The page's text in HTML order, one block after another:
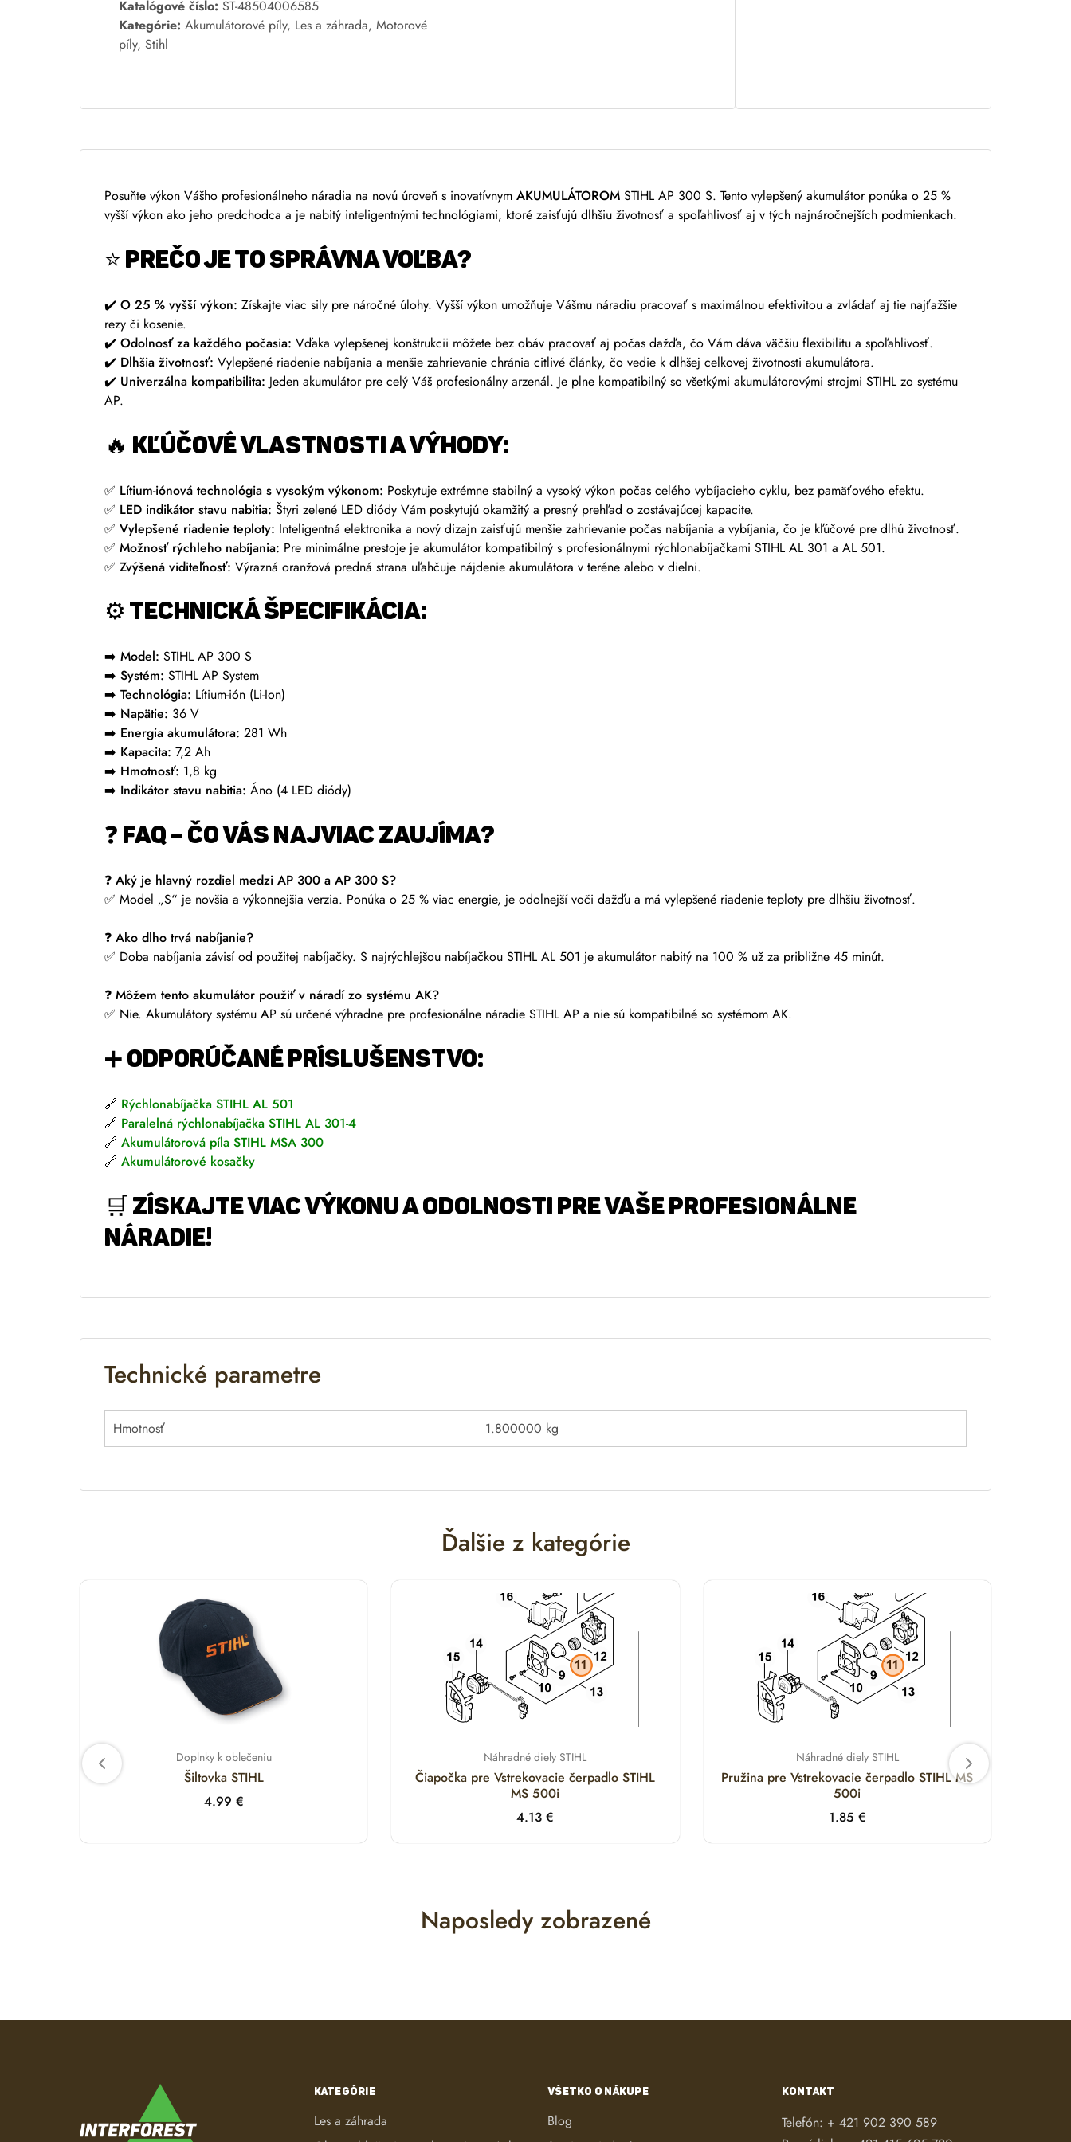
A
l
t
e
:
Katalógové číslo: ST-48504006585
Kategórie: Akumulátorové píly, Les a záhrada, Motorové
píly, Stihl
Posuňte výkon Vášho profesionálneho náradia na novú úroveň s inovatívnym AKUMULÁTOROM STIHL AP 300 S. Tento vylepšený akumulátor ponúka o 25 %
vyšší výkon ako jeho predchodca a je nabitý inteligentnými technológiami, ktoré zaisťujú dlhšiu životnosť a spoľahlivosť aj v tých najnáročnejších podmienkach.
⭐ PREČO JE TO SPRÁVNA VOĽBA?
✔️ O 25 % vyšší výkon: Získajte viac sily pre náročné úlohy. Vyšší výkon umožňuje Vášmu náradiu pracovať s maximálnou efektivitou a zvládať aj tie najťažšie
rezy či kosenie.
✔️ Odolnosť za každého počasia: Vďaka vylepšenej konštrukcii môžete bez obáv pracovať aj počas dažďa, čo Vám dáva väčšiu flexibilitu a spoľahlivosť.
✔️ Dlhšia životnosť: Vylepšené riadenie nabíjania a menšie zahrievanie chránia citlivé články, čo vedie k dlhšej celkovej životnosti akumulátora.
✔️ Univerzálna kompatibilita: Jeden akumulátor pre celý Váš profesionálny arzenál. Je plne kompatibilný so všetkými akumulátorovými strojmi STIHL zo systému
AP.
🔥 KĽÚČOVÉ VLASTNOSTI A VÝHODY:
✅ Lítium-iónová technológia s vysokým výkonom: Poskytuje extrémne stabilný a vysoký výkon počas celého vybíjacieho cyklu, bez pamäťového efektu.
✅ LED indikátor stavu nabitia: Štyri zelené LED diódy Vám poskytujú okamžitý a presný prehľad o zostávajúcej kapacite.
✅ Vylepšené riadenie teploty: Inteligentná elektronika a nový dizajn zaisťujú menšie zahrievanie počas nabíjania a vybíjania, čo je kľúčové pre dlhú životnosť.
✅ Možnosť rýchleho nabíjania: Pre minimálne prestoje je akumulátor kompatibilný s profesionálnymi rýchlonabíjačkami STIHL AL 301 a AL 501.
✅ Zvýšená viditeľnosť: Výrazná oranžová predná strana uľahčuje nájdenie akumulátora v teréne alebo v dielni.
⚙️ TECHNICKÁ ŠPECIFIKÁCIA:
➡️ Model: STIHL AP 300 S
➡️ Systém: STIHL AP System
➡️ Technológia: Lítium-ión (Li-Ion)
➡️ Napätie: 36 V
➡️ Energia akumulátora: 281 Wh
➡️ Kapacita: 7,2 Ah
➡️ Hmotnosť: 1,8 kg
➡️ Indikátor stavu nabitia: Áno (4 LED diódy)
❓ FAQ – ČO VÁS NAJVIAC ZAUJÍMA?
❓ Aký je hlavný rozdiel medzi AP 300 a AP 300 S?
✅ Model „S“ je novšia a výkonnejšia verzia. Ponúka o 25 % viac energie, je odolnejší voči dažďu a má vylepšené riadenie teploty pre dlhšiu životnosť.
❓ Ako dlho trvá nabíjanie?
✅ Doba nabíjania závisí od použitej nabíjačky. S najrýchlejšou nabíjačkou STIHL AL 501 je akumulátor nabitý na 100 % už za približne 45 minút.
❓ Môžem tento akumulátor použiť v náradí zo systému AK?
✅ Nie. Akumulátory systému AP sú určené výhradne pre profesionálne náradie STIHL AP a nie sú kompatibilné so systémom AK.
➕ ODPORÚČANÉ PRÍSLUŠENSTVO:
🔗 Rýchlonabíjačka STIHL AL 501
🔗 Paralelná rýchlonabíjačka STIHL AL 301-4
🔗 Akumulátorová píla STIHL MSA 300
🔗 Akumulátorové kosačky
🛒 ZÍSKAJTE VIAC VÝKONU A ODOLNOSTI PRE VAŠE PROFESIONÁLNE
NÁRADIE!
Technické parametre
Hmotnosť 1.800000 kg
Ďalšie z kategórie
Doplnky k oblečeniu
Šiltovka STIHL
4.99 €
Náhradné diely STIHL
Čiapočka pre Vstrekovacie čerpadlo STIHL
MS 500i
4.13€
Náhradné diely STIHL
Pružina pre Vstrekovacie čerpadlo STIHL MS
500i
1.85 €
Naposledy zobrazené
KATEGÓRIE
Les a záhrada
VŠETKO O NÁKUPE
Blog
KONTAKT
Telefón: + 421 902 390 589